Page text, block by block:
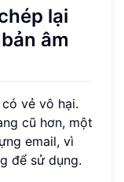
lại
âm
vẻ vô hại.
cũ hơn, một
email, vì
để sử dụng.